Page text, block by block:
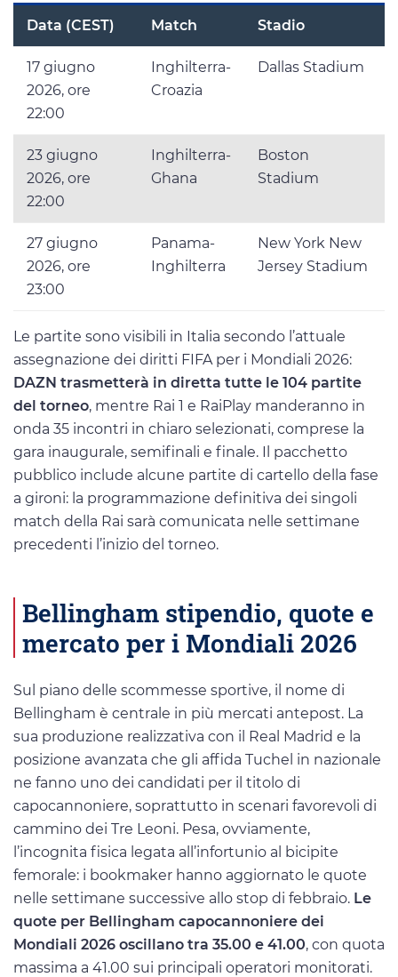
Data (CEST) Match Stadio
17 giugno
2026, ore
22:00
Inghilterra-
Croazia
Dallas Stadium
23 giugno
2026, ore
22:00
Inghilterra-
Ghana
Boston
Stadium
27 giugno
2026, ore
23:00
Panama-
Inghilterra
New York New
Jersey Stadium
Le partite sono visibili in Italia secondo l’attuale
assegnazione dei diritti FIFA per i Mondiali 2026:
DAZN trasmetterà in diretta tutte le 104 partite
del torneo, mentre Rai 1 e RaiPlay manderanno in
onda 35 incontri in chiaro selezionati, comprese la
gara inaugurale, semifinali e finale. Il pacchetto
pubblico include alcune partite di cartello della fase
a gironi: la programmazione definitiva dei singoli
match della Rai sarà comunicata nelle settimane
precedenti l’inizio del torneo.
Bellingham stipendio, quote e
mercato per i Mondiali 2026
Sul piano delle scommesse sportive, il nome di
Bellingham è centrale in più mercati antepost. La
sua produzione realizzativa con il Real Madrid e la
posizione avanzata che gli affida Tuchel in nazionale
ne fanno uno dei candidati per il titolo di
capocannoniere, soprattutto in scenari favorevoli di
cammino dei Tre Leoni. Pesa, ovviamente,
l’incognita fisica legata all’infortunio al bicipite
femorale: i bookmaker hanno aggiornato le quote
nelle settimane successive allo stop di febbraio. Le
quote per Bellingham capocannoniere dei
Mondiali 2026 oscillano tra 35.00 e 41.00, con quota
massima a 41.00 sui principali operatori monitorati.